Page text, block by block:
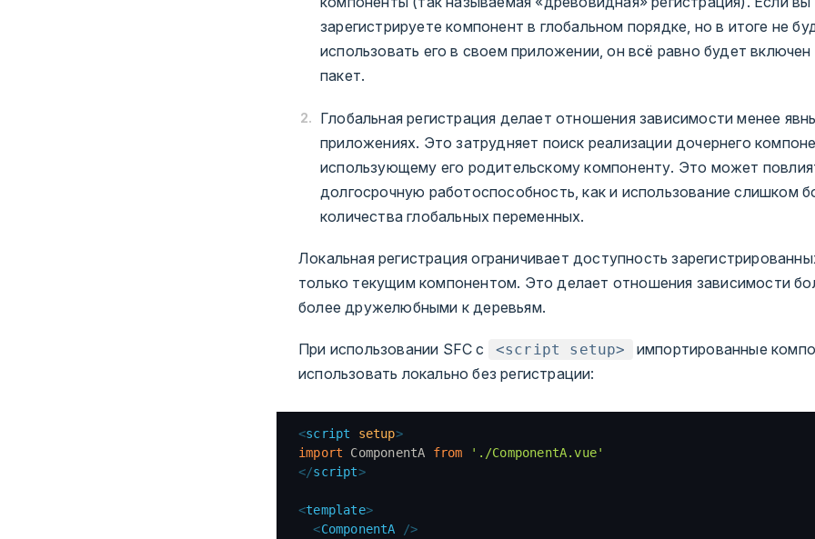
зарегистрируете компонент в глобальном порядке, но в итоге не
использовать его в своем приложении, он всё равно будет
пакет.
Глобальная регистрация делает отношения зависимости менее
приложениях. Это затрудняет поиск реализации дочернего
использующему его родительскому компоненту. Это может
долгосрочную работоспособность, как и использование слишком
количества глобальных переменных.
Локальная регистрация ограничивает доступность
только текущим компонентом. Это делает отношения зависимости
более дружелюбными к деревьям.
При использовании SFC с <script setup>
импортированные
использовать локально без регистрации:
<script setup>
import ComponentA from './ComponentA.vue'
</script>
<template>
  <
ComponentA />